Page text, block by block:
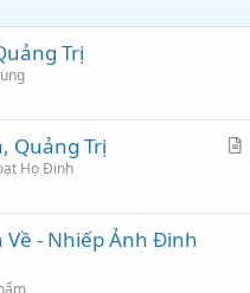
Trị
A
Quảng Trị
Họ Đinh
Về - Nhiếp Ảnh Đinh